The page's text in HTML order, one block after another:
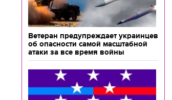
Ветеран предупреждает украинцев
об опасности самой масштабной
атаки за все время войны